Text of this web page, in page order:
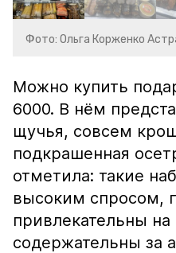
Фото: Ольга Корженко
Можно купить
6000. В нём
щучья, совсем
подкрашенная
отметила: такие
высоким спросом,
привлекательны
содержательны за